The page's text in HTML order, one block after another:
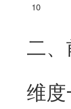
10
二
维